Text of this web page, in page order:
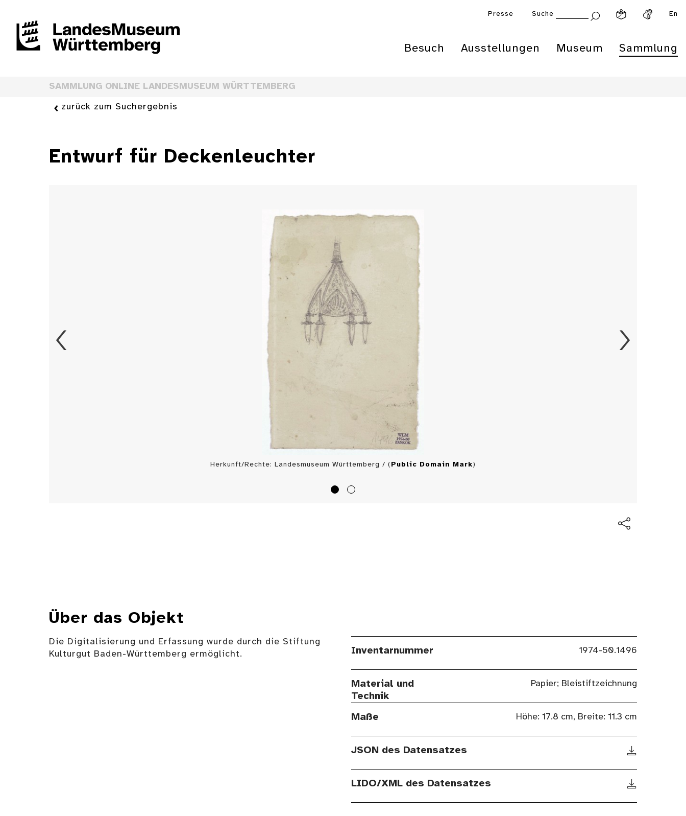
Presse Suche En
Besuch Ausstellungen Museum Sammlung
SAMMLUNG ONLINE LANDESMUSEUM WÜRTTEMBERG
zurück zum Suchergebnis
Entwurf für Deckenleuchter
Herkunft/Rechte: Landesmuseum Württemberg / ( Public Domain Mark)
Über das Objekt
Die Digitalisierung und Erfassung wurde durch die Stiftung
Kulturgut Baden-Württemberg ermöglicht.
Inventarnummer 1974-50.1496
Material und
Technik
Papier; Bleistiftzeichnung
Maße Höhe: 17.8 cm, Breite: 11.3 cm
JSON des Datensatzes
LIDO/XML des Datensatzes